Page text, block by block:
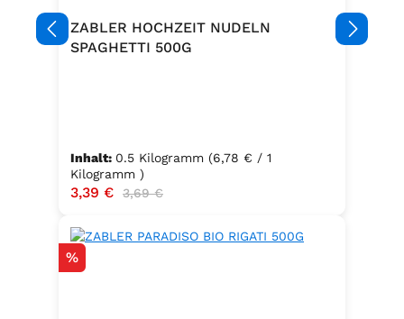
ZABLER HOCHZEIT NUDELN
SPAGHETTI 500G
Inhalt: 0.5 Kilogramm (6,78 € / 1
Kilogramm )
Verkaufspreis:
3,39 € Regulärer Preis:
3,69 €
Rabatt
%